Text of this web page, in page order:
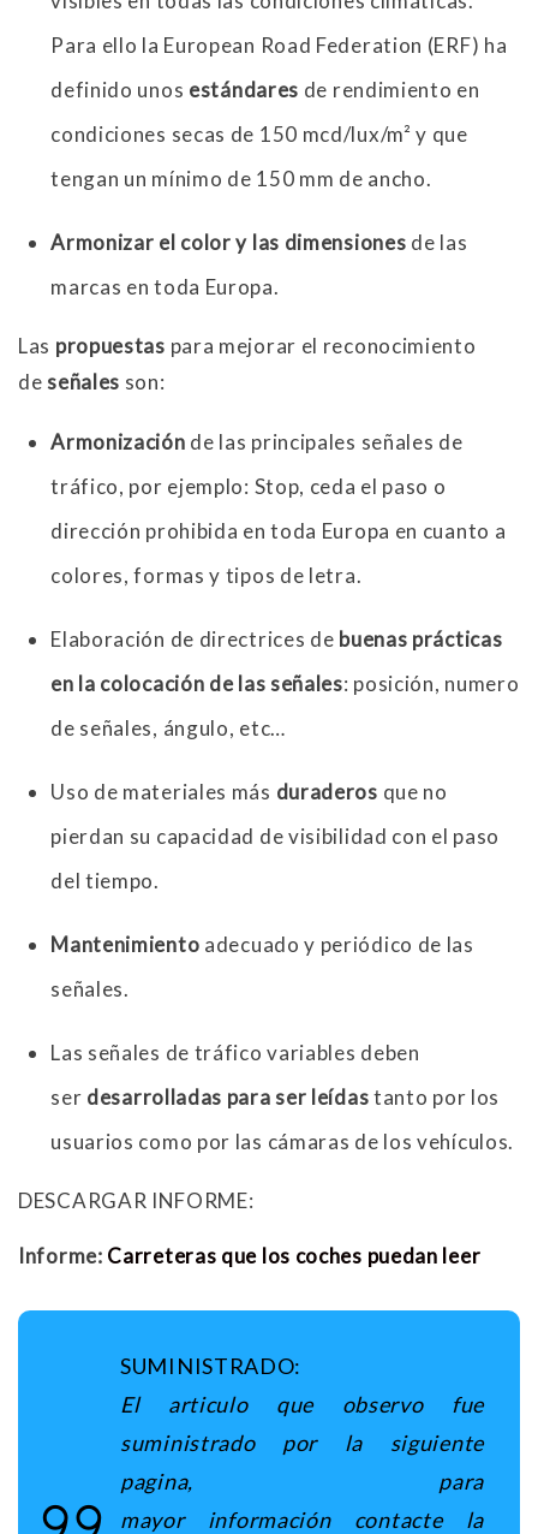
Para ello la European Road Federation (ERF) ha
definido unos estándares de rendimiento en
condiciones secas de 150 mcd/lux/m² y que
tengan un mínimo de 150 mm de ancho.
Armonizar el color y las dimensiones de las
marcas en toda Europa.
Las propuestas para mejorar el reconocimiento
de señales son:
Armonización de las principales señales de
tráfico, por ejemplo: Stop, ceda el paso o
dirección prohibida en toda Europa en cuanto a
colores, formas y tipos de letra.
Elaboración de directrices de buenas prácticas
en la colocación de las señales: posición, numero
de señales, ángulo, etc…
Uso de materiales más duraderos que no
pierdan su capacidad de visibilidad con el paso
del tiempo.
Mantenimiento adecuado y periódico de las
señales.
Las señales de tráfico variables deben
ser desarrolladas para ser leídastanto por los
usuarios como por las cámaras de los vehículos.
DESCARGAR INFORME:
Informe: Carreteras que los coches puedan leer
SUMINISTRADO:
El articulo que observo fue
suministrado por la siguiente
pagina, para
mayor información contacte la